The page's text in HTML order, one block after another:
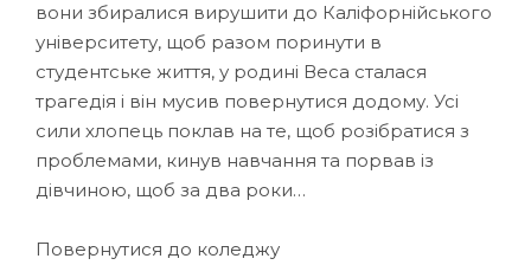
вони збиралися вирушити до Каліфорнійського
університету, щоб разом поринути в
студентське життя, у родині Веса сталася
трагедія і він мусив повернутися додому. Усі
сили хлопець поклав на те, щоб розібратися з
проблемами, кинув навчання та порвав із
дівчиною, щоб за два роки…
Повернутися до коледжу